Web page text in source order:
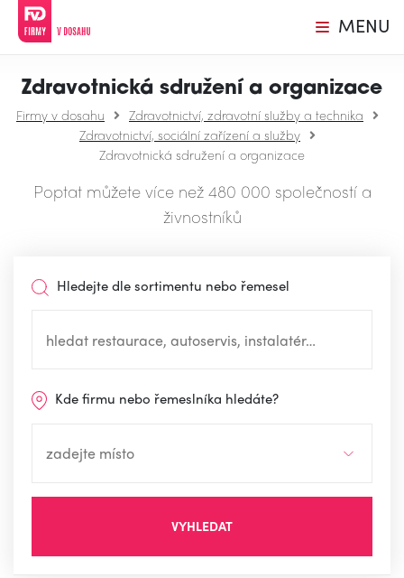
MENU
Zdravotnická sdružení a organizace
Firmy v dosahu
Zdravotnictví, zdravotní služby a technika
Zdravotnictví, sociální zařízení a služby
Zdravotnická sdružení a organizace
Poptat můžete více než 480 000 společností a
živnostníků
Hledejte dle sortimentu nebo řemesel
Kde firmu nebo řemeslníka hledáte?
VYHLEDAT